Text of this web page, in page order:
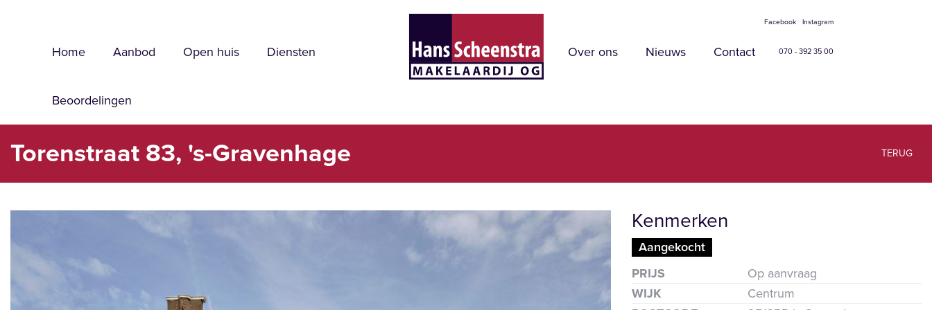
Home Aanbod Open huis Diensten
Beoordelingen
Over ons Nieuws Contact
Facebook Instagram
070 - 392 35 00
Torenstraat 83, 's-Gravenhage TERUG
Vergroten
Kenmerken
Aangekocht
PRIJS
Op aanvraag
WIJK
Centrum